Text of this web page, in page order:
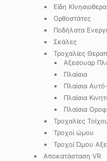
Είδη
Ορθοστάτες
Ποδήλατα
Σκάλες
Τροχαλίες
Αξεσουαρ
Πλαίσια
Πλαίσια
Πλαίσια
Πλαίσια
Τροχαλίες
Τροχοί ώμου
Τροχοί Ώμου
Αποκατάσταση VR